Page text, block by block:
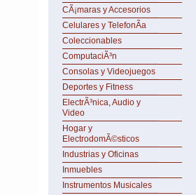
CÃ¡maras y Accesorios
Celulares y TelefonÃ­a
Coleccionables
ComputaciÃ³n
Consolas y Videojuegos
Deportes y Fitness
ElectrÃ³nica, Audio y
Video
Hogar y
ElectrodomÃ©sticos
Industrias y Oficinas
Inmuebles
Instrumentos Musicales